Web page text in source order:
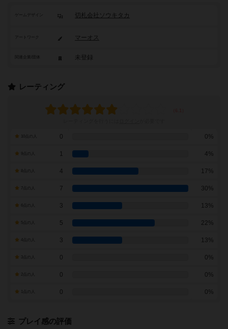
ゲームデザイン 切札会社ソウキタカ
アートワーク マーオス
未登録
レーティング
0 0%
1 4%
4 17%
7点の人 7 30%
3 13%
5 22%
3 13%
0 0%
0 0%
0 0%
プレイ感の評価